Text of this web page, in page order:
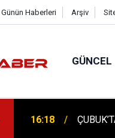
Günün Haberleri Arşiv
GÜNCEL
16:14
TEMELİ